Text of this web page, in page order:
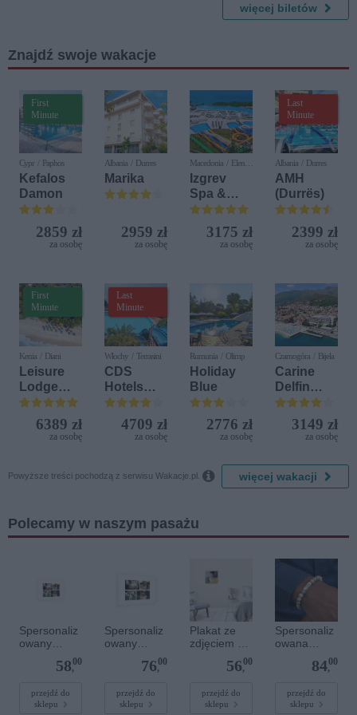
Największ
e przeboje
więcej biletów
Znajdź swoje wakacje
First
Minute
Cypr / Paphos
Kefalos
Damon
2859 zł
za osobę
Albania / Durres
Marika
2959 zł
za osobę
Macedonia / Elen
Kamen
Izgrev
Spa &
Aquapark
3175 zł
za osobę
Last
Minute
Albania / Durres
AMH
(Durrës)
2399 zł
za osobę
First
Minute
Kenia / Diani
Leisure
Lodge
Beach &
Golf
Resort by
6389 zł
za osobę
Last
Minute
Włochy / Terrasini
CDS
Hotels
Terrasini
(ex. Citta
del Mare)
4709 zł
za osobę
Rumunia / Olimp
Holiday
Blue
2776 zł
za osobę
Czarnogóra / Bijela
Carine
Delfin
Bijela (ex.
Iberostar
Bijela
3149 zł
za osobę
Powyższe treści pochodzą z serwisu Wakacje.pl.  więcej wakacji
Polecamy w naszym pasażu
Spersonaliz
owany
plakat - 30 x
58,
00
przejdź do
sklepu
Spersonaliz
owany
plakat - 60 x
76,
00
przejdź do
sklepu
Plakat ze
zdjęciem 30
56,
00
przejdź do
sklepu
Spersonaliz
owana
bransoletka
szlachetnym
i - Szary - M
84,
00
przejdź do
sklepu